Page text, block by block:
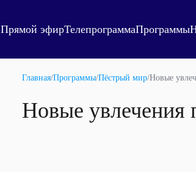
Прямой эфирТелепрограммаПрограммы
Главная/Программы/Пёстрый мир/Новые
Новые увлечения